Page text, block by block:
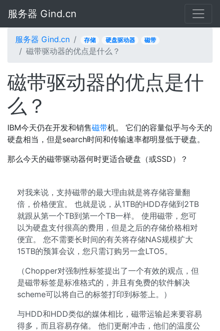
服务器 Gind.cn
服务器 Gind.cn 存储 硬盘驱动器 磁带
磁带驱动器的优点是什么？
磁带驱动器的优点是什
么？
IBM今天仍在开发和销售磁带机。 它们的容量似乎与今天的
硬盘相当，但是search时间和传输速率都明显低于硬盘。
那么今天的磁带驱动器何时更适合硬盘（或SSD）？
对我来说，支持磁带的最大理由就是将存储容量翻
倍，价格便宜。 也就是说，从1TB的HDD存储到2TB
就跟从第一个TB到第一个TB一样。 使用磁带，您可
以为硬盘支付很高的费用，但是之后的存储价格相对
便宜。 您不需要长时间的有关将存储NAS规模扩大
15TB的预算会议，您只需订购另一盒LTO5。
（Chopper对强制性标签提出了一个有效的观点，但
是磁带标签是标准格式的，并且有免费的软件解决
scheme可以将自己的标签打印到标签上。）
与HDD和HDD类似的媒体相比，磁带运输起来要容易
得多，而且容易存储。 他们更耐冲击，他们的温度公